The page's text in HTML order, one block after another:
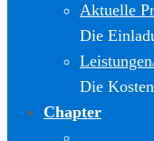
Aktuelle
Die
Die
Chapter